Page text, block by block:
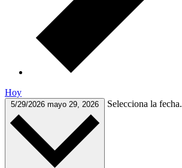
Hoy
5/29/2026 mayo 29, 2026 Selecciona la fecha.